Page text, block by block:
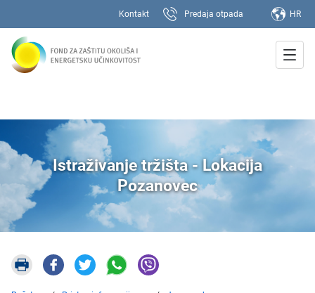
Kontakt Predaja otpada HR
Istraživanje tržišta - Lokacija
Pozanovec